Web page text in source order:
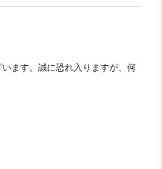
ます。誠に恐れ入りますが、何